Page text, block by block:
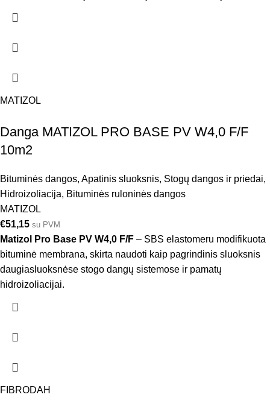
MATIZOL
Danga MATIZOL PRO BASE PV W4,0 F/F
10m2
Bituminės dangos, Apatinis sluoksnis, Stogų dangos ir priedai,
Hidroizoliacija, Bituminės ruloninės dangos
MATIZOL
€51,15 su PVM
Matizol Pro Base PV W4,0 F/F – SBS elastomeru modifikuota
bituminė membrana, skirta naudoti kaip pagrindinis sluoksnis
daugiasluoksnėse stogo dangų sistemose ir pamatų
hidroizoliacijai.
FIBRODAH